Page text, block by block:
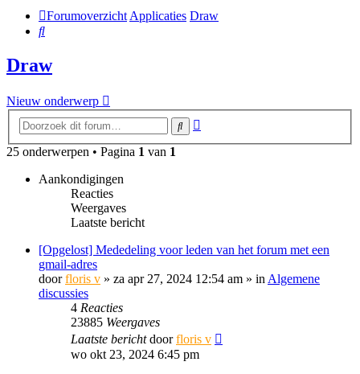
Forumoverzicht Applicaties Draw
Zoek
Draw
Nieuw onderwerp
Zoek
25 onderwerpen • Pagina 1 van 1
Aankondigingen
Reacties
Weergaves
Laatste bericht
[Opgelost] Mededeling voor leden van het forum met een
gmail-adres
doorfloris v » za apr 27, 2024 12:54 am » in Algemene
discussies
4 Reacties
23885 Weergaves
Laatste berichtdoorfloris v
wo okt 23, 2024 6:45 pm